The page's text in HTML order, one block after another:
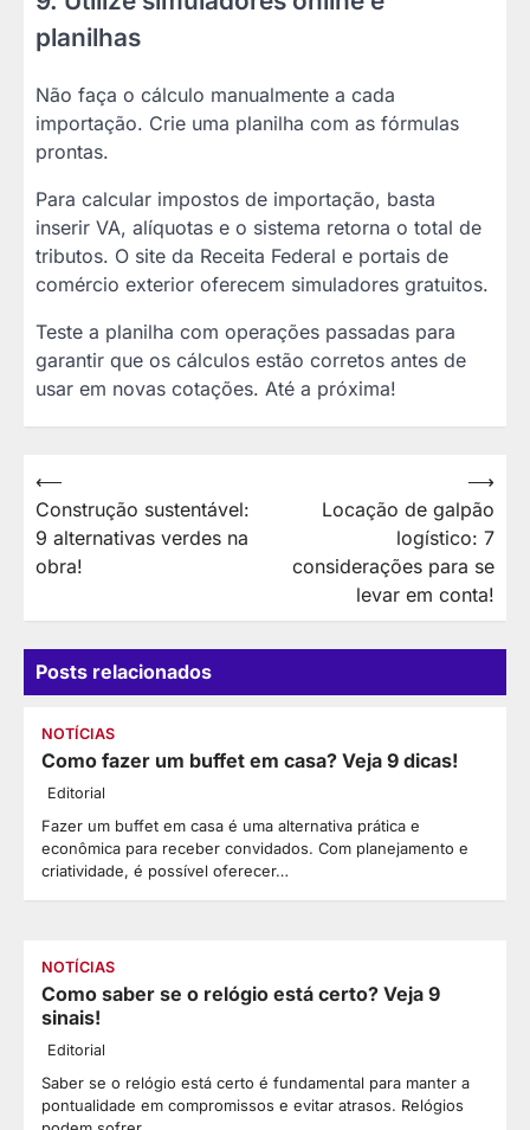
planilhas
Não faça o cálculo manualmente a cada
importação. Crie uma planilha com as fórmulas
prontas.
Para calcular impostos de importação, basta
inserir VA, alíquotas e o sistema retorna o total de
tributos. O site da Receita Federal e portais de
comércio exterior oferecem simuladores gratuitos.
Teste a planilha com operações passadas para
garantir que os cálculos estão corretos antes de
usar em novas cotações. Até a próxima!
Navegação
de
Post
⟵
Construção sustentável:
9 alternativas verdes na
obra!
Locação de galpão
logístico: 7
considerações para se
levar em conta!
⟶
Posts relacionados
NOTÍCIAS
Como fazer um buffet em casa? Veja 9 dicas!
Editorial
Fazer um buffet em casa é uma alternativa prática e
econômica para receber convidados. Com planejamento e
criatividade, é possível oferecer…
NOTÍCIAS
Como saber se o relógio está certo? Veja 9
sinais!
Editorial
Saber se o relógio está certo é fundamental para manter a
pontualidade em compromissos e evitar atrasos. Relógios